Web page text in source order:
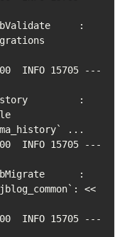
:
INFO 15705 ---
:
...
INFO 15705 ---
:
<<
INFO 15705 ---